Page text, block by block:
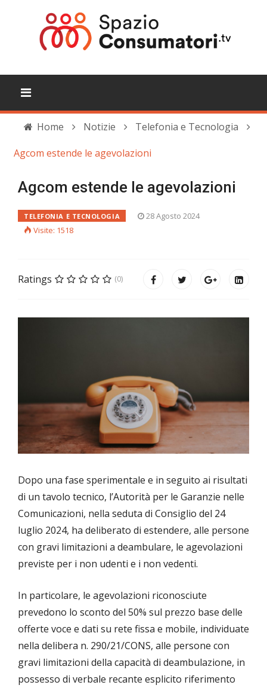
Home Notizie
Telefonia e Tecnologia
Agcom estende le agevolazioni
Agcom estende le agevolazioni
TELEFONIA E TECNOLOGIA
28 Agosto 2024
Visite: 1518
Ratings (0)
Dopo una fase sperimentale e in seguito ai risultati
di un tavolo tecnico, l’Autorità per le Garanzie nelle
Comunicazioni, nella seduta di Consiglio del 24
luglio 2024, ha deliberato di estendere, alle persone
con gravi limitazioni a deambulare, le agevolazioni
previste per i non udenti e i non vedenti.
In particolare, le agevolazioni riconosciute
prevedono lo sconto del 50% sul prezzo base delle
offerte voce e dati su rete fissa e mobile, individuate
nella delibera n. 290/21/CONS, alle persone con
gravi limitazioni della capacità di deambulazione, in
possesso di verbale recante esplicito riferimento